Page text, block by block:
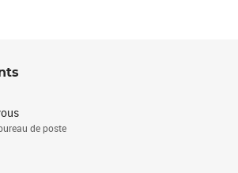
de poste